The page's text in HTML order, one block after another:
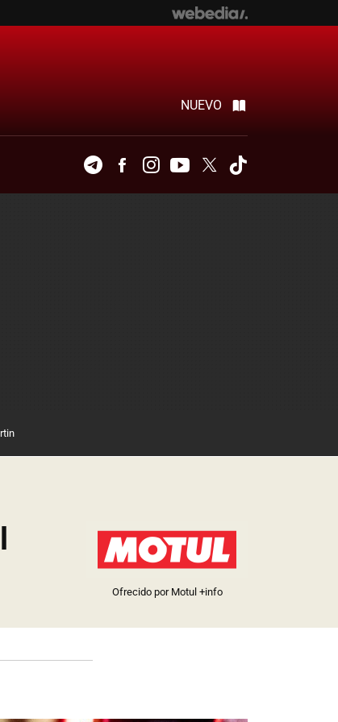
NUEVO
TelegramFacebookInstagramYoutubeTwitter
Ofrecido por Motul +info